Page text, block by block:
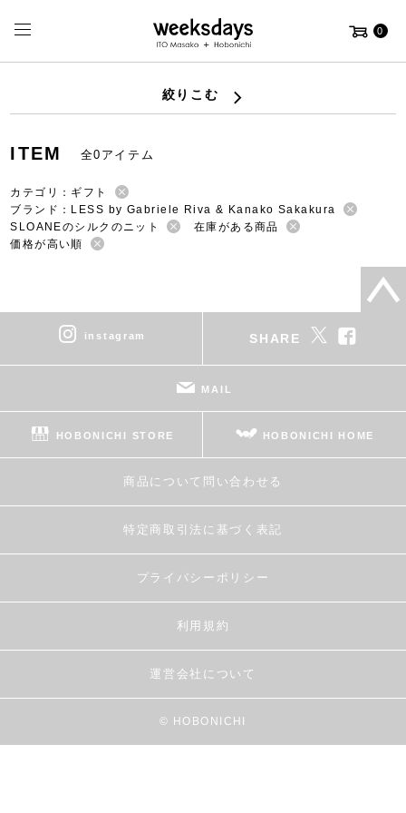
0
絞りこむ
ITEM 全0アイテム
カテゴリ：ギフト
ブランド：LESS by Gabriele Riva & Kanako Sakakura
SLOANEのシルクのニット
在庫がある商品
価格が高い順
instagram SHARE
MAIL
HOBONICHI STORE HOBONICHI HOME
商品について問い合わせる
特定商取引法に基づく表記
プライバシーポリシー
利用規約
運営会社について
© HOBONICHI